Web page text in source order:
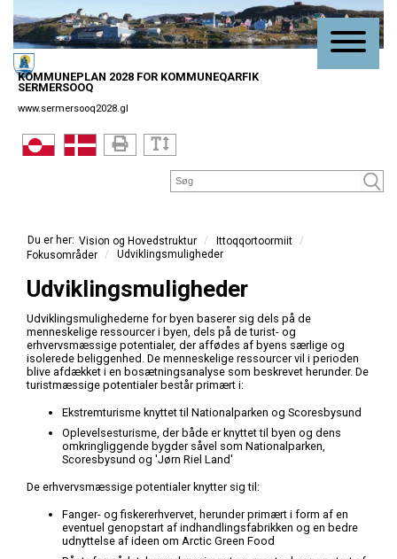
KOMMUNEPLAN 2028 FOR KOMMUNEQARFIK
SERMERSOOQ
www.sermersooq2028.gl
Vision og Hovedstruktur / Ittoqqortoormiit
/
Fokusområder
/ Udviklingsmuligheder
Udviklingsmuligheder
Udviklingsmulighederne for byen baserer sig dels på de
menneskelige ressourcer i byen, dels på de turist- og
erhvervsmæssige potentialer, der affødes af byens særlige og
isolerede beliggenhed. De menneskelige ressourcer vil i perioden
blive afdækket i en bosætningsanalyse som beskrevet herunder. De
turistmæssige potentialer består primært i:
Ekstremturisme knyttet til Nationalparken og Scoresbysund
Oplevelsesturisme, der både er knyttet til byen og dens
omkringliggende bygder såvel som Nationalparken,
Scoresbysund og 'Jørn Riel Land'
De erhvervsmæssige potentialer knytter sig til:
Fanger- og fiskererhvervet, herunder primært i form af en
eventuel genopstart af indhandlingsfabrikken og en bedre
udnyttelse af ideen om Arctic Green Food